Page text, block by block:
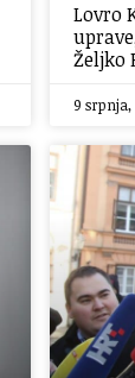
Lovro
Željko
9 srpnja,